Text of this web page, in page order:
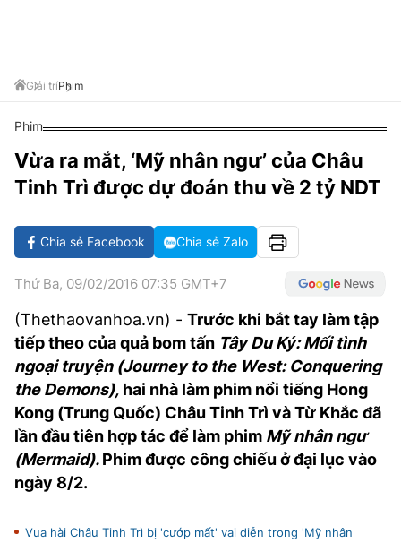
GIẢI TRÍ
CÔNG NGHIỆP VĂN HÓA
X-QUANG TIN ĐỒN
VIẾT LẠI ƯỚC MƠ
PHIM
ÂM NHẠC
KBIZ
DU LỊCH
TIN TỨC
ĐIỂM ĐẾN
ẨM THỰC
TƯ VẤN
THẾ GIỚI SAO
HIGHTECH
TIÊU ĐIỂM - SPOTLIGHT
BẠN CẦN BIẾT
ẢNH
BÁO GIẤY
TRA CỨU PHƯỜNG XÃ
CỐNG HIẾN
BÙI XUÂN PHÁI
TIỆN ÍCH
Giải tríPhim
Phim
Vừa ra mắt, ‘Mỹ nhân ngư’ của Châu
Tinh Trì được dự đoán thu về 2 tỷ NDT
Chia sẻ Facebook Chia sẻ Zalo
Thứ Ba, 09/02/2016 07:35 GMT+7
(Thethaovanhoa.vn) - Trước khi bắt tay làm tập
tiếp theo của quả bom tấn Tây Du Ký: Mối tình
ngoại truyện (Journey to the West: Conquering
the Demons), hai nhà làm phim nổi tiếng Hong
Kong (Trung Quốc) Châu Tinh Trì và Từ Khắc đã
lần đầu tiên hợp tác để làm phim Mỹ nhân ngư
(Mermaid).Phim được công chiếu ở đại lục vào
ngày 8/2.
Vua hài Châu Tinh Trì bị 'cướp mất' vai diễn trong 'Mỹ nhân